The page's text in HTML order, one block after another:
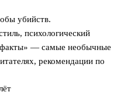
убийств.
психологический
— самые необычные
рекомендации по